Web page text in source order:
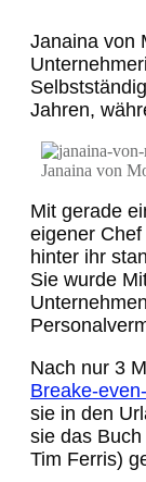
Janaina von
Jahren,
Janaina von
Mit gerade
eigener
hinter ihr
Sie wurde
Nach nur 3
Breake-
sie in den
sie das Buch
Tim Ferris)